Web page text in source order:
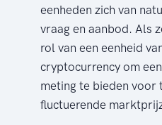
eenheden zich van
vraag en aanbod. Als
rol van een eenheid
cryptocurrency om
meting te bieden voor
fluctuerende